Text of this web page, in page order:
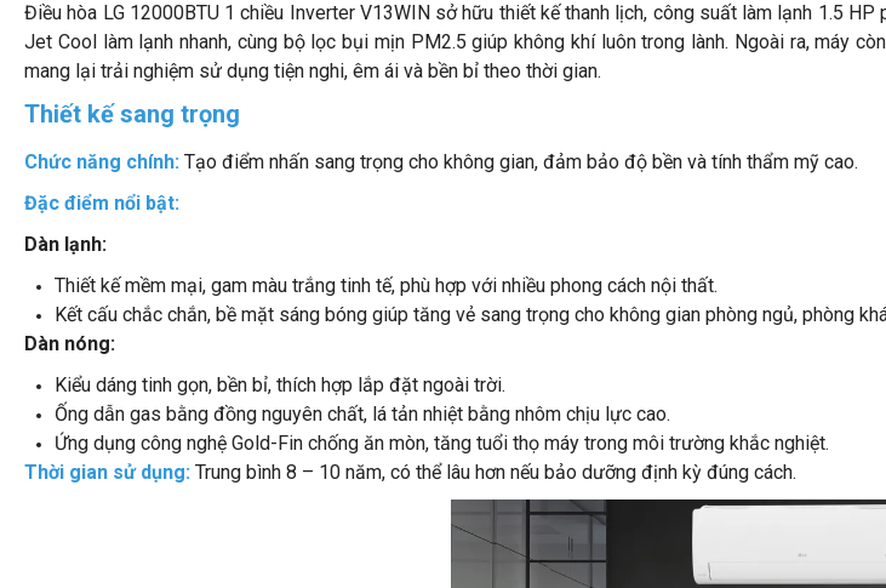
Điều hòa LG 12000BTU 1 chiều Inverter V13WIN sở hữu thiết kế thanh lịch, công suất làm lạnh 1.5
Jet Cool làm lạnh nhanh, cùng bộ lọc bụi mịn PM2.5 giúp không khí luôn trong lành. Ngoài ra, máy
mang lại trải nghiệm sử dụng tiện nghi, êm ái và bền bỉ theo thời gian.
Thiết kế sang trọng
Chức năng chính: Tạo điểm nhấn sang trọng cho không gian, đảm bảo độ bền và tính thẩm mỹ cao.
Đặc điểm nổi bật:
Dàn lạnh:
Thiết kế mềm mại, gam màu trắng tinh tế, phù hợp với nhiều phong cách nội thất.
Kết cấu chắc chắn, bề mặt sáng bóng giúp tăng vẻ sang trọng cho không gian phòng ngủ, phòng
Dàn nóng:
Kiểu dáng tinh gọn, bền bỉ, thích hợp lắp đặt ngoài trời.
Ống dẫn gas bằng đồng nguyên chất, lá tản nhiệt bằng nhôm chịu lực cao.
Ứng dụng công nghệ Gold-Fin chống ăn mòn, tăng tuổi thọ máy trong môi trường khắc nghiệt.
Thời gian sử dụng: Trung bình 8 – 10 năm, có thể lâu hơn nếu bảo dưỡng định kỳ đúng cách.